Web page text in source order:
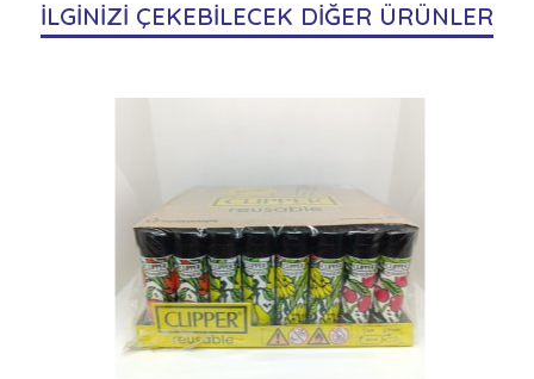
İLGİNİZİ ÇEKEBİLECEK DİĞER ÜRÜNLER